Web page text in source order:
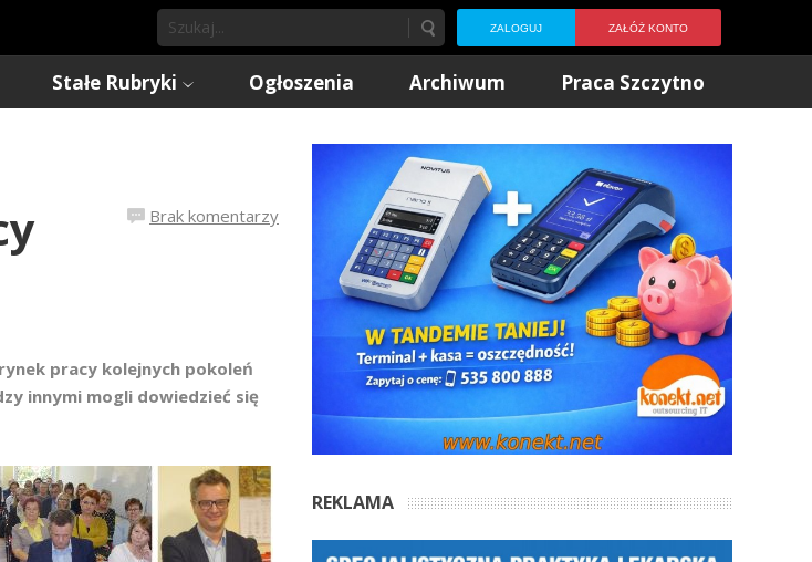
ZALOGUJ ZAŁÓŻ KONTO
Stałe Rubryki Ogłoszenia Archiwum Praca Szczytno
Brak komentarzy
pracy kolejnych pokoleń
innymi mogli dowiedzieć się
REKLAMA